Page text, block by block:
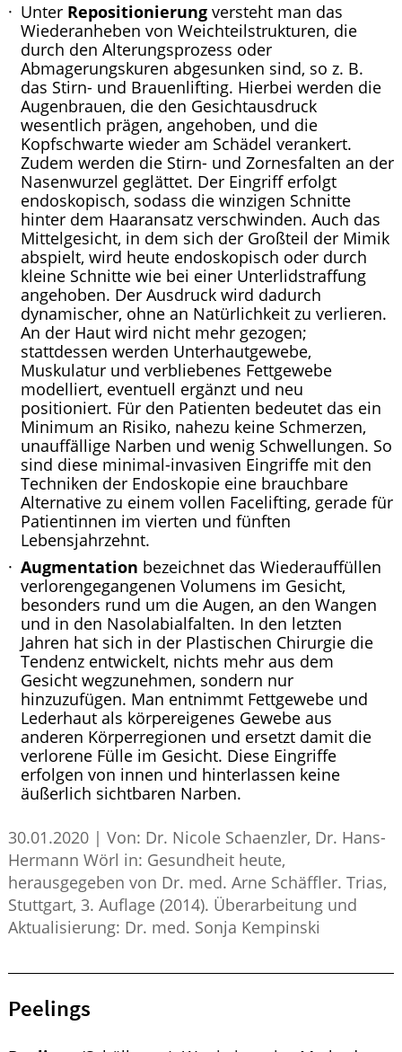
Unter Repositionierungversteht man das
Wiederanheben von Weichteilstrukturen, die
durch den Alterungsprozess oder
Abmagerungskuren abgesunken sind, so z. B.
das Stirn- und Brauenlifting. Hierbei werden die
Augenbrauen, die den Gesichtausdruck
wesentlich prägen, angehoben, und die
Kopfschwarte wieder am Schädel verankert.
Zudem werden die Stirn- und Zornesfalten an der
Nasenwurzel geglättet. Der Eingriff erfolgt
endoskopisch, sodass die winzigen Schnitte
hinter dem Haaransatz verschwinden. Auch das
Mittelgesicht, in dem sich der Großteil der Mimik
abspielt, wird heute endoskopisch oder durch
kleine Schnitte wie bei einer Unterlidstraffung
angehoben. Der Ausdruck wird dadurch
dynamischer, ohne an Natürlichkeit zu verlieren.
An der Haut wird nicht mehr gezogen;
stattdessen werden Unterhautgewebe,
Muskulatur und verbliebenes Fettgewebe
modelliert, eventuell ergänzt und neu
positioniert. Für den Patienten bedeutet das ein
Minimum an Risiko, nahezu keine Schmerzen,
unauffällige Narben und wenig Schwellungen. So
sind diese minimal-invasiven Eingriffe mit den
Techniken der Endoskopie eine brauchbare
Alternative zu einem vollen Facelifting, gerade für
Patientinnen im vierten und fünften
Lebensjahrzehnt.
Augmentation bezeichnet das Wiederauffüllen
verlorengegangenen Volumens im Gesicht,
besonders rund um die Augen, an den Wangen
und in den Nasolabialfalten. In den letzten
Jahren hat sich in der Plastischen Chirurgie die
Tendenz entwickelt, nichts mehr aus dem
Gesicht wegzunehmen, sondern nur
hinzuzufügen. Man entnimmt Fettgewebe und
Lederhaut als körpereigenes Gewebe aus
anderen Körperregionen und ersetzt damit die
verlorene Fülle im Gesicht. Diese Eingriffe
erfolgen von innen und hinterlassen keine
äußerlich sichtbaren Narben.
30.01.2020 | Von: Dr. Nicole Schaenzler, Dr. Hans-
Hermann Wörl in: Gesundheit heute,
herausgegeben von Dr. med. Arne Schäffler. Trias,
Stuttgart, 3. Auflage (2014). Überarbeitung und
Aktualisierung: Dr. med. Sonja Kempinski
Peelings